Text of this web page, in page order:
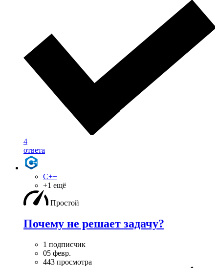
4
ответа
C++
+1 ещё
Простой
Почему не решает задачу?
1 подписчик
05 февр.
443 просмотра